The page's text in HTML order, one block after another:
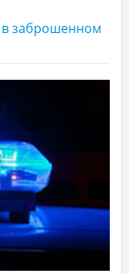
в заброшенном